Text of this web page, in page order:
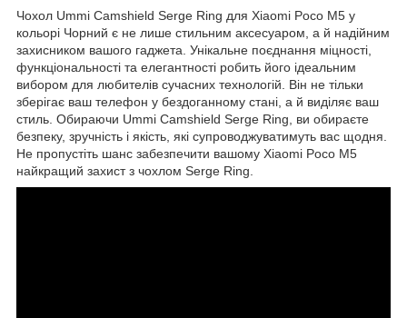
Чохол Ummi Camshield Serge Ring для Xiaomi Poco M5 у
кольорі Чорний є не лише стильним аксесуаром, а й надійним
захисником вашого гаджета. Унікальне поєднання міцності,
функціональності та елегантності робить його ідеальним
вибором для любителів сучасних технологій. Він не тільки
зберігає ваш телефон у бездоганному стані, а й виділяє ваш
стиль. Обираючи Ummi Camshield Serge Ring, ви обираєте
безпеку, зручність і якість, які супроводжуватимуть вас щодня.
Не пропустіть шанс забезпечити вашому Xiaomi Poco M5
найкращий захист з чохлом Serge Ring.